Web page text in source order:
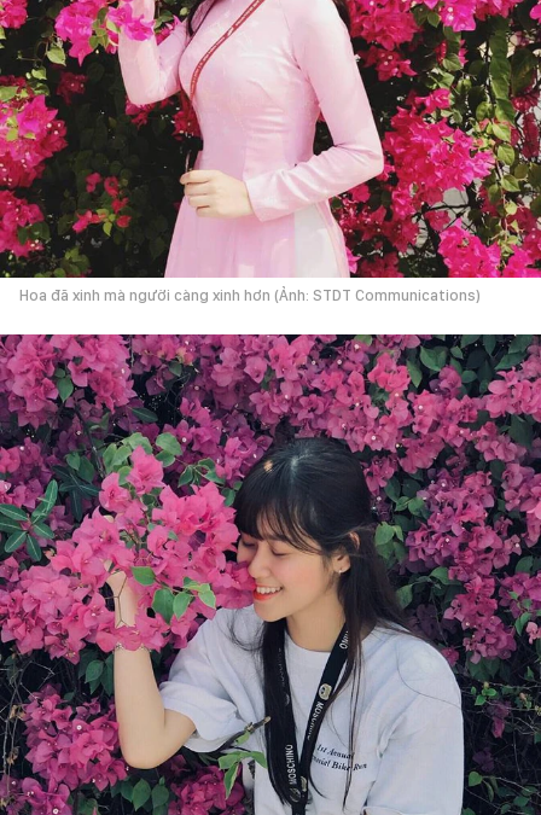
Hoa đã xinh mà người càng xinh hơn (Ảnh: STDT Communications)